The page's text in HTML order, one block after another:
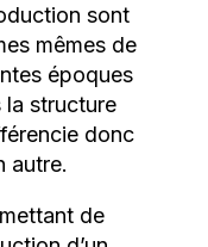
sont
mêmes de
époques
la structure
donc
autre.
de